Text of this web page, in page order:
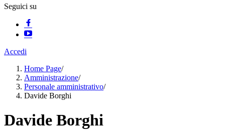
Seguici su
Accedi
Home Page/
Amministrazione/
Personale amministrativo/
Davide Borghi
Davide Borghi